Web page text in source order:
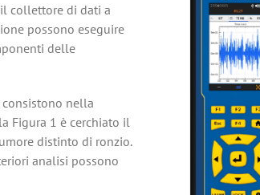
collettore di dati a
possono eseguire
delle
nella
Figura 1 è cerchiato il
distinto di ronzio.
analisi possono